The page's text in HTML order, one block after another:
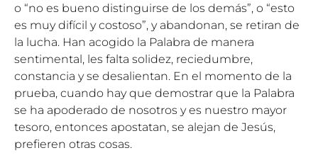
o “no es bueno distinguirse de los demás”, o “esto
es muy difícil y costoso”, y abandonan, se retiran de
la lucha. Han acogido la Palabra de manera
sentimental, les falta solidez, reciedumbre,
constancia y se desalientan. En el momento de la
prueba, cuando hay que demostrar que la Palabra
se ha apoderado de nosotros y es nuestro mayor
tesoro, entonces apostatan, se alejan de Jesús,
prefieren otras cosas.